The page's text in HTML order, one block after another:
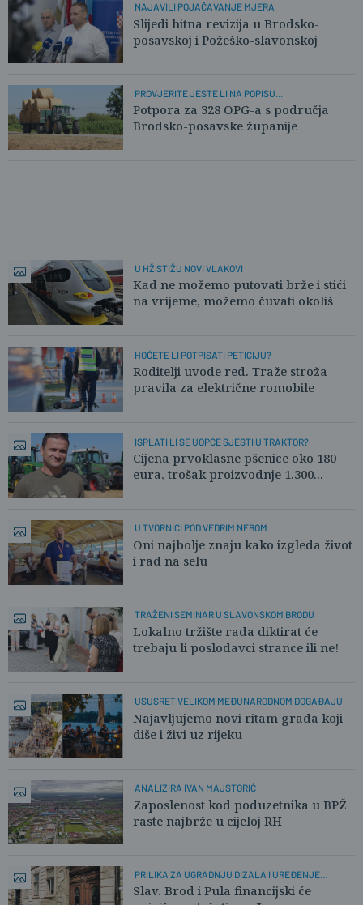
NAJAVILI POJAČAVANJE MJERA
Slijedi hitna revizija u Brodsko-
posavskoj i Požeško-slavonskoj
PROVJERITE JESTE LI NA POPISU...
Potpora za 328 OPG-a s područja
Brodsko-posavske županije
U HŽ STIŽU NOVI VLAKOVI
Kad ne možemo putovati brže i stići
na vrijeme, možemo čuvati okoliš
HOĆETE LI POTPISATI PETICIJU?
Roditelji uvode red. Traže stroža
pravila za električne romobile
ISPLATI LI SE UOPĆE SJESTI U TRAKTOR?
Cijena prvoklasne pšenice oko 180
eura, trošak proizvodnje 1.300...
U TVORNICI POD VEDRIM NEBOM
Oni najbolje znaju kako izgleda život
i rad na selu
TRAŽENI SEMINAR U SLAVONSKOM BRODU
Lokalno tržište rada diktirat će
trebaju li poslodavci strance ili ne!
USUSRET VELIKOM MEĐUNARODNOM DOGAĐAJU
Najavljujemo novi ritam grada koji
diše i živi uz rijeku
ANALIZIRA IVAN MAJSTORIĆ
Zaposlenost kod poduzetnika u BPŽ
raste najbrže u cijeloj RH
PRILIKA ZA UGRADNJU DIZALA I UREĐENJE
PROČELJA
Slav. Brod i Pula financijski će